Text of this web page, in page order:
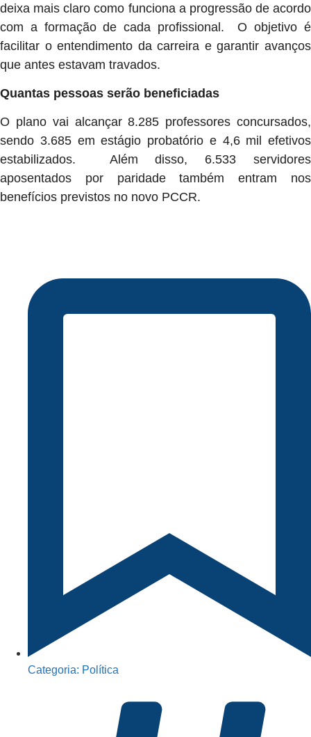
deixa mais claro como funciona a progressão de acordo
com a formação de cada profissional. O objetivo é
facilitar o entendimento da carreira e garantir avanços
que antes estavam travados.
Quantas pessoas serão beneficiadas
O plano vai alcançar 8.285 professores concursados,
sendo 3.685 em estágio probatório e 4,6 mil efetivos
estabilizados. Além disso, 6.533 servidores
aposentados por paridade também entram nos
benefícios previstos no novo PCCR.
Categoria: Política